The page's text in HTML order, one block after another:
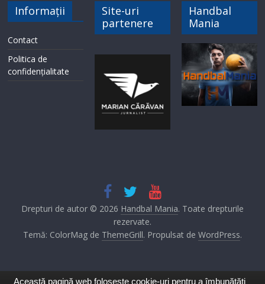
Informații
Contact
Politica de
confidențialitate
Site-uri
partenere
Handbal
Mania
Drepturi de autor © 2026 Handbal Mania. Toate drepturile
rezervate.
Temă: ColorMag de ThemeGrill. Propulsat de WordPress.
Această pagină web folosește cookie-uri pentru a îmbunătăți